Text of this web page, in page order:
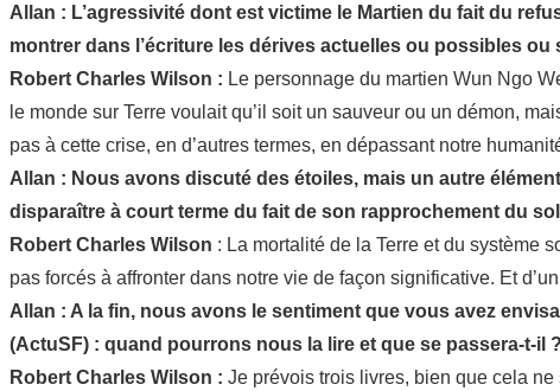
Allan : L’agressivité dont est victime le Martien du fait du
montrer dans l’écriture les dérives actuelles ou possibles ou
Robert Charles Wilson : Le personnage du martien Wun Ngo
le monde sur Terre voulait qu’il soit un sauveur ou un démon,
pas à cette crise, en d’autres termes, en dépassant notre
Allan : Nous avons discuté des étoiles, mais un autre
disparaître à court terme du fait de son rapprochement du
Robert Charles Wilson : La mortalité de la Terre et du système
pas forcés à affronter dans notre vie de façon significative. Et
Allan : A la fin, nous avons le sentiment que vous avez
(ActuSF) : quand pourrons nous la lire et que se passera-t-il ?
Robert Charles Wilson : Je prévois trois livres, bien que cela